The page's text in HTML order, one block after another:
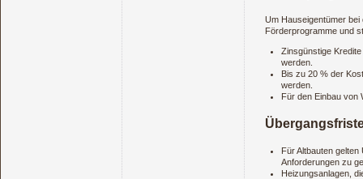
Um Hauseigentümer
Förderprogramme und
Zinsgünstige
werden.
Bis zu 20 % der
werden.
Für den Einbau von
Für Altbauten
Anforderungen zu
Heizungsanlagen,